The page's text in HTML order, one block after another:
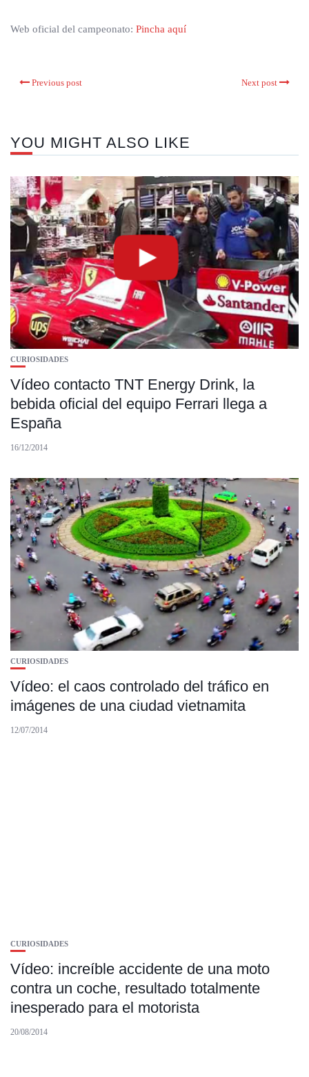
Web oficial del campeonato: Pincha aquí
Previous post Next post
YOU MIGHT ALSO LIKE
CURIOSIDADES
Vídeo contacto TNT Energy Drink, la
bebida oficial del equipo Ferrari llega a
España
16/12/2014
CURIOSIDADES
Vídeo: el caos controlado del tráfico en
imágenes de una ciudad vietnamita
12/07/2014
CURIOSIDADES
Vídeo: increíble accidente de una moto
contra un coche, resultado totalmente
inesperado para el motorista
20/08/2014